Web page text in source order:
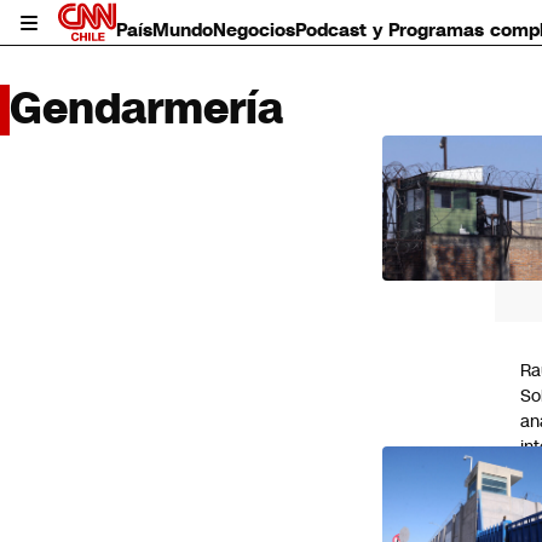
PaísMundoNegociosPodcast y Programas
Gendarmería